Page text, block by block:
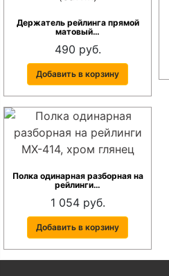
Держатель рейлинга прямой
матовый…
490 руб.
Добавить в корзину
Полка одинарная разборная на
рейлинги…
1 054 руб.
Добавить в корзину